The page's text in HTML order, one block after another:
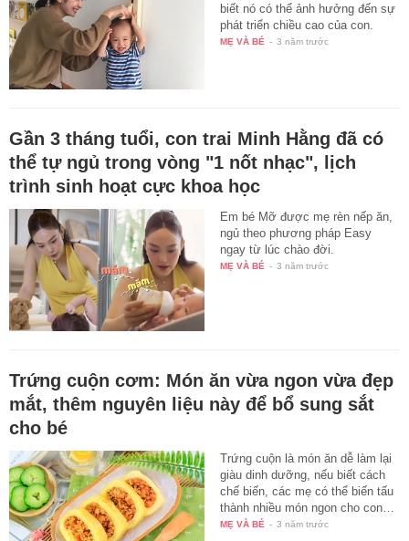
biết nó có thể ảnh hưởng đến sự
phát triển chiều cao của con.
MẸ VÀ BÉ - 3 năm trước
Gần 3 tháng tuổi, con trai Minh Hằng đã có
thể tự ngủ trong vòng "1 nốt nhạc", lịch
trình sinh hoạt cực khoa học
Em bé Mỡ được mẹ rèn nếp ăn,
ngủ theo phương pháp Easy
ngay từ lúc chào đời.
MẸ VÀ BÉ - 3 năm trước
Trứng cuộn cơm: Món ăn vừa ngon vừa đẹp
mắt, thêm nguyên liệu này để bổ sung sắt
cho bé
Trứng cuộn là món ăn dễ làm lại
giàu dinh dưỡng, nếu biết cách
chế biến, các mẹ có thể biến tấu
thành nhiều món ngon cho con…
MẸ VÀ BÉ - 3 năm trước